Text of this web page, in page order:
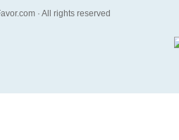
· All rights reserved